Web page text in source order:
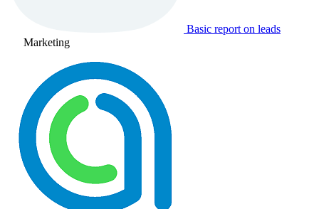
Basic report on leads
Marketing